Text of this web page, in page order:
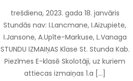
trešdiena, 2023. gada 18. janvāris
Stundās nav: I.Lancmane, I.Aizupiete,
I.Jansone, A.Upīte-Markuse, L.Vanaga
STUNDU IZMAIŅAS Klase St. Stunda Kab.
Piezīmes E-klasē Skolotāji, uz kuriem
attiecas izmaiņas 1.a […]